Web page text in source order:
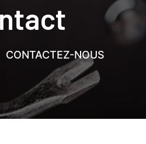
CONTACTEZ-NOUS